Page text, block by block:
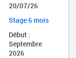
20/07/26
Stage 6 mois
Début :
Septembre
2026